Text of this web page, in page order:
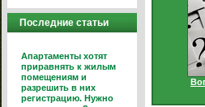
Последние статьи
Апартаменты хотят
приравнять к жилым
помещениям и
разрешить в них
регистрацию. Нужно